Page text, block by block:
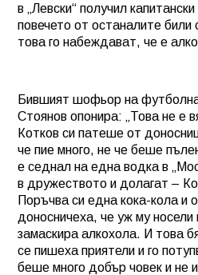
в „Левски“ получил
повечето от останалите били
това го набеждават, че е
Бившият шофьор на
Стоянов опонира: „Това не е
Котков си патеше от
че пие много, не че беше
е седнал на една водка в
в дружеството и долагат –
Поръчва си една кока-кола и
доносничеха, че уж му
замаскира алкохола. И това
се пишеха приятели и го
беше много добър човек и не